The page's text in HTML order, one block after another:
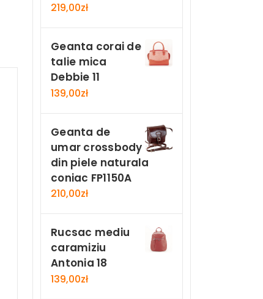
219,00zł
Geanta corai de
talie mica
Debbie 11
139,00zł
Geanta de
umar crossbody
din piele naturala
coniac FP1150A
210,00zł
Rucsac mediu
caramiziu
Antonia 18
139,00zł